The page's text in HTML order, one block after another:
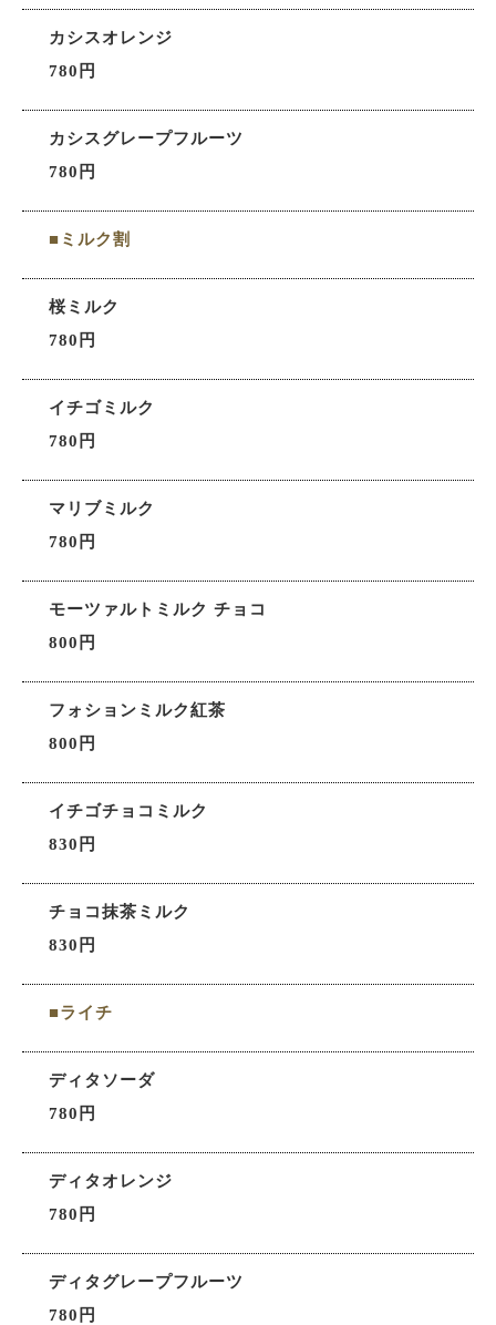
カシスオレンジ
780円
カシスグレープフルーツ
780円
■ミルク割
桜ミルク
780円
イチゴミルク
780円
マリブミルク
780円
モーツァルトミルク チョコ
800円
フォションミルク紅茶
800円
イチゴチョコミルク
830円
チョコ抹茶ミルク
830円
■ライチ
ディタソーダ
780円
ディタオレンジ
780円
ディタグレープフルーツ
780円